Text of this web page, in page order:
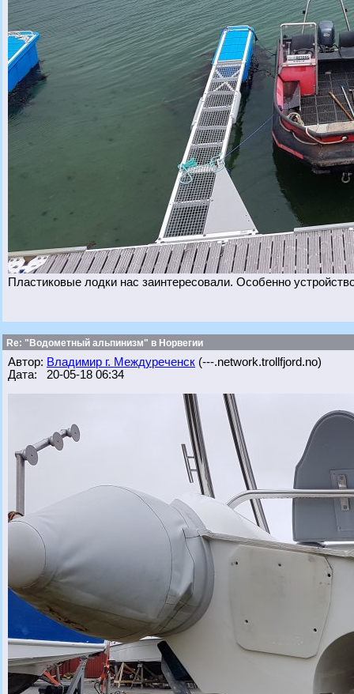
Пластиковые лодки нас заинтересовали. Особенно
Re: "Водометный альпинизм" в Норвегии
Автор: Владимир г. Междуреченск (---.network.trollfjord.no)
Дата: 20-05-18 06:34